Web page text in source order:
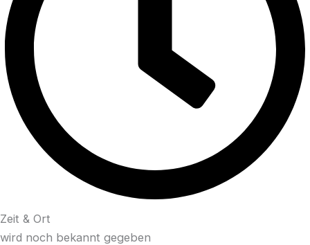
Zeit & Ort
wird noch bekannt gegeben